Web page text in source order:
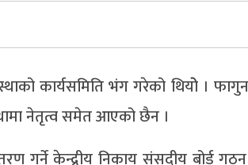
कार्यसमिति भंग गरेको थियोे ।
नेतृत्व समेत आएको छैन ।